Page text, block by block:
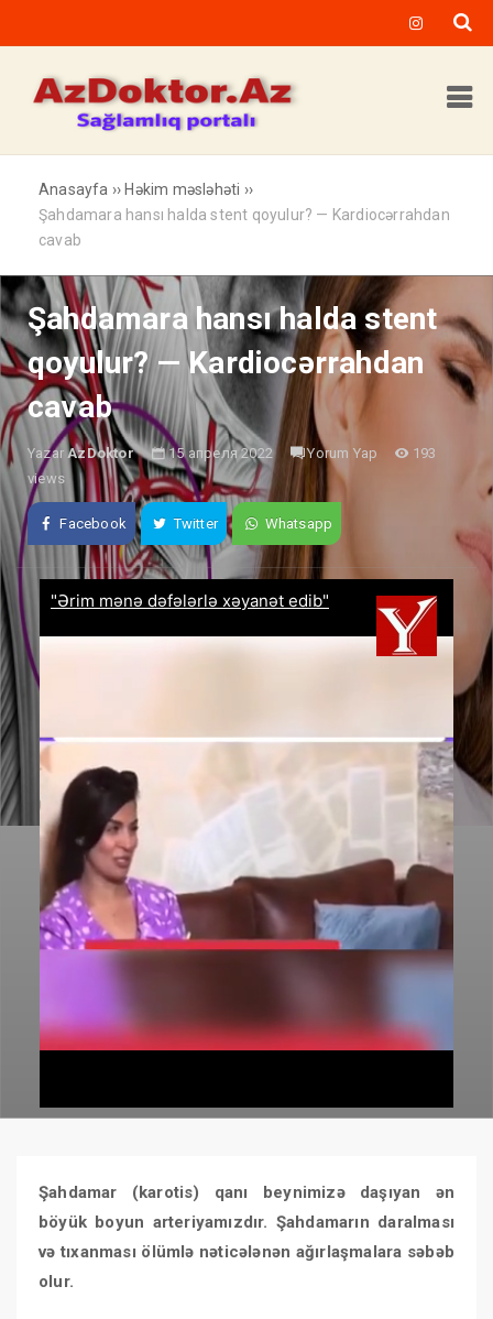
Anasayfa ›› Həkim məsləhəti ››
Şahdamara hansı halda stent qoyulur? — Kardiocərrahdan
cavab
Şahdamara hansı halda stent
qoyulur? — Kardiocərrahdan
cavab
YazarAzDoktor 15 апреля 2022 Yorum Yap
193
views
Facebook Twitter Whatsapp
Şahdamar (karotis) qanı beynimizə daşıyan ən
böyük boyun arteriyamızdır. Şahdamarın daralması
və tıxanması ölümlə nəticələnən ağırlaşmalara səbəb
olur.